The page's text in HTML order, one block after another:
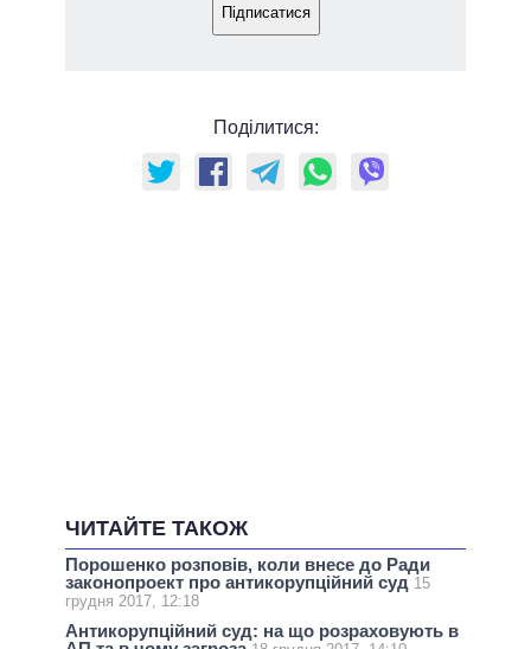
Підписатися
Поділитися:
ЧИТАЙТЕ ТАКОЖ
Порошенко розповів, коли внесе до Ради
законопроект про антикорупційний суд 15
грудня 2017, 12:18
Антикорупційний суд: на що розраховують в